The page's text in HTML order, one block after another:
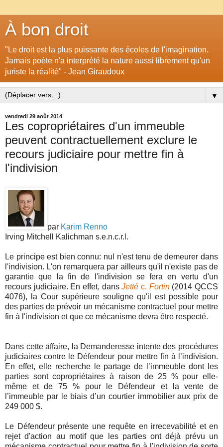
À bon droit
"Le droit est la plus puissante des écoles de l'imagination.
Jamais poète n'a interprété la nature aussi librement qu'un
juriste la réalité" - Jean Giraudoux
▼
vendredi 29 août 2014
Les copropriétaires d'un immeuble
peuvent contractuellement exclure le
recours judiciaire pour mettre fin à
l'indivision
par Karim Renno
Irving Mitchell Kalichman s.e.n.c.r.l.
Le principe est bien connu: nul n'est tenu de demeurer dans
l'indivision. L'on remarquera par ailleurs qu'il n'existe pas de
garantie que la fin de l'indivision se fera en vertu d'un
recours judiciaire. En effet, dansJetté c. Fortin(2014 QCCS
4076), la Cour supérieure souligne qu'il est possible pour
des parties de prévoir un mécanisme contractuel pour mettre
fin à l'indivision et que ce mécanisme devra être respecté.
Dans cette affaire, la Demanderesse intente des procédures
judiciaires contre le Défendeur pour mettre fin à l’indivision.
En effet, elle recherche le partage de l’immeuble dont les
parties sont copropriétaires à raison de 25 % pour elle-
même et de 75 % pour le Défendeur et la vente de
l’immeuble par le biais d’un courtier immobilier aux prix de
249 000 $.
Le Défendeur présente une requête en irrecevabilité et en
rejet d'action au motif que les parties ont déjà prévu un